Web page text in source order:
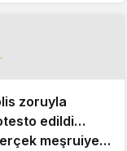
zoruyla
edildi…
meşruiyet